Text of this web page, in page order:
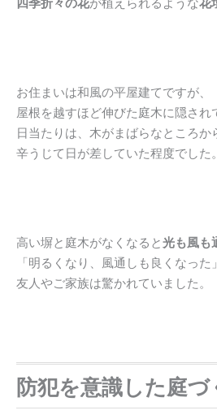
お住まいは和風の平屋建てですが、
屋根を越すほど伸びた庭木に隠され
日当たりは、木がまばらなところか
辛うじて日が差していた程度でした。
高い塀と庭木がなくなると光も風も
「明るくなり、風通しも良くなった
友人やご家族は驚かれていました。
防犯を意識した庭